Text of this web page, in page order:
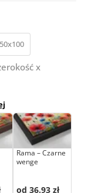
x
Rama – Czarne
wenge
od 36.93 zł